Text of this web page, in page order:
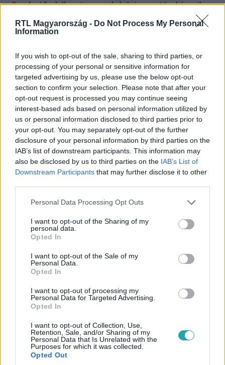
RTL Magyarország - Do Not Process My Personal
Information
If you wish to opt-out of the sale, sharing to third parties, or
processing of your personal or sensitive information for
targeted advertising by us, please use the below opt-out
section to confirm your selection. Please note that after your
opt-out request is processed you may continue seeing
interest-based ads based on personal information utilized by
us or personal information disclosed to third parties prior to
your opt-out. You may separately opt-out of the further
disclosure of your personal information by third parties on the
IAB’s list of downstream participants. This information may
also be disclosed by us to third parties on the IAB’s List of
Downstream Participants that may further disclose it to other
Please note that this website/app uses one or more Google
not limited to your visit or usage behaviour. You may click to
grant or deny consent to Google and its third-party tags to
use your data for below specified purposes in below Google
consent section.
Personal Data Processing Opt Outs
I want to opt-out of the Sharing of my
personal data.
Opted In
I want to opt-out of the Sale of my
Personal Data.
Opted In
I want to opt-out of processing my
Personal Data for Targeted Advertising.
Opted In
I want to opt-out of Collection, Use,
Retention, Sale, and/or Sharing of my
Personal Data that Is Unrelated with the
Purposes for which it was collected.
Opted Out
elkezdeni foglalkozni a gyerekek önismeretével és milyen
Életmód
2026. április 11. 10:00
Közös sütés a tavaszi szünetben: Rácz-Gyuricza
Dóra virágkeksze
keksz receptjét, tökéletes gyerekekkel való tavaszi
szüneti sütéshez!